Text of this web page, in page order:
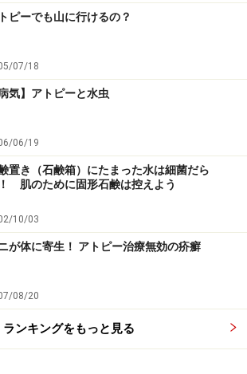
粉症にかかった時は？
、アトピーのある時の症状は、
トピーの湿疹が悪くなる
ひどくなる
ピーでも山に行けるの？
07/18
病気】アトピーと水虫
06/19
置き（石鹸箱）にたまった水は細菌だら
肌のために固形石鹸は控えよう
10/03
が体に寄生！ アトピー治療無効の疥癬
08/20
ランキングをもっと見る